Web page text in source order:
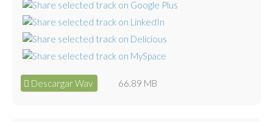
Descargar Wav 66.89 MB